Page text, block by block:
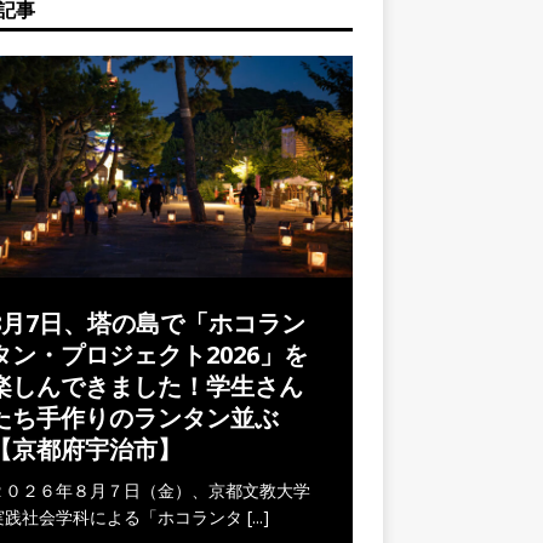
事
7日、塔の島で「ホコラン
ン・プロジェクト2026」を
しんできました！学生さん
ち手作りのランタン並ぶ
京都府宇治市】
０２６年８月７日（金）、京都文教大学
践社会学科による「ホコランタ [...]